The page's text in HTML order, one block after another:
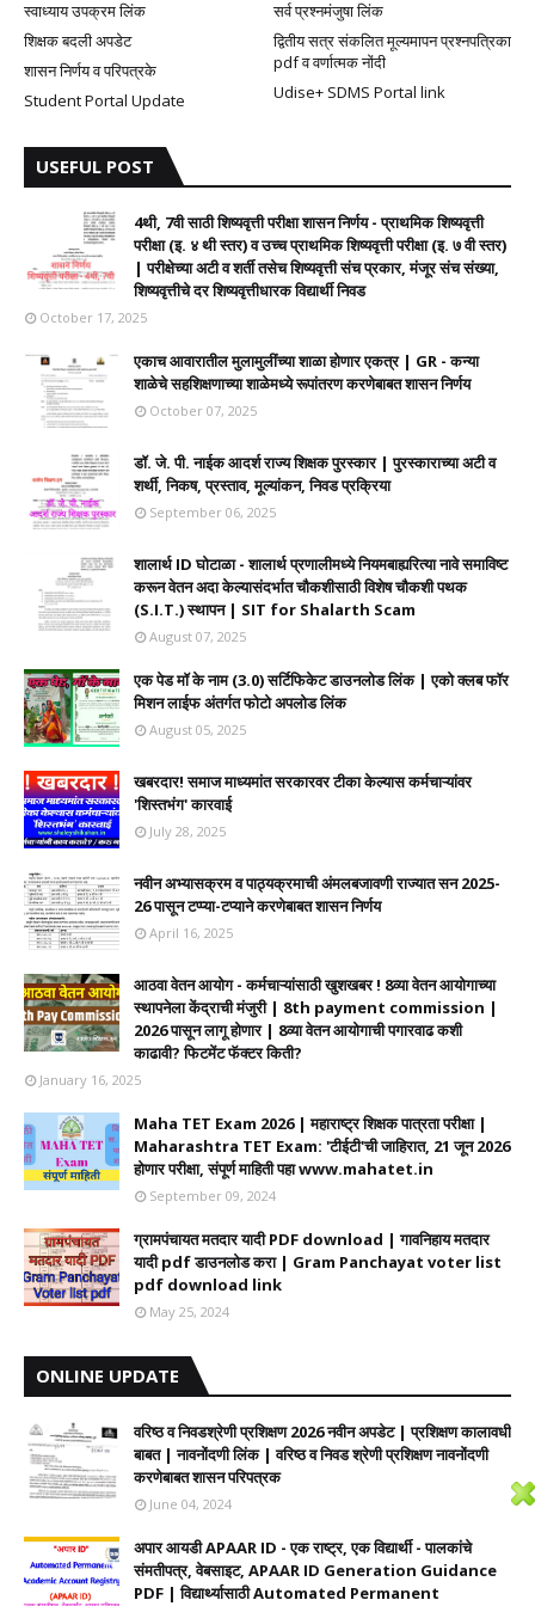
स्वाध्याय उपक्रम लिंक
सर्व प्रश्नमंजुषा लिंक
शिक्षक बदली अपडेट
द्वितीय सत्र संकलित मूल्यमापन प्रश्नपत्रिका
pdf व वर्णात्मक नोंदी
शासन निर्णय व परिपत्रके
Udise+ SDMS Portal link
Student Portal Update
USEFUL POST
4थी, 7वी साठी शिष्यवृत्ती परीक्षा शासन निर्णय - प्राथमिक शिष्यवृत्ती
परीक्षा (इ. ४ थी स्तर) व उच्च प्राथमिक शिष्यवृत्ती परीक्षा (इ. ७ वी स्तर)
| परीक्षेच्या अटी व शर्ती तसेच शिष्यवृत्ती संच प्रकार, मंजूर संच संख्या,
शिष्यवृत्तीचे दर शिष्यवृत्तीधारक विद्यार्थी निवड
October 17, 2025
एकाच आवारातील मुलामुलींच्या शाळा होणार एकत्र | GR - कन्या
शाळेचे सहशिक्षणाच्या शाळेमध्ये रूपांतरण करणेबाबत शासन निर्णय
October 07, 2025
डॉ. जे. पी. नाईक आदर्श राज्य शिक्षक पुरस्कार | पुरस्काराच्या अटी व
शर्थी, निकष, प्रस्ताव, मूल्यांकन, निवड प्रक्रिया
September 06, 2025
शालार्थ ID घोटाळा - शालार्थ प्रणालीमध्ये नियमबाह्यरित्या नावे समाविष्ट
करून वेतन अदा केल्यासंदर्भात चौकशीसाठी विशेष चौकशी पथक
(S.I.T.) स्थापन | SIT for Shalarth Scam
August 07, 2025
एक पेड मॉ के नाम (3.0) सर्टिफिकेट डाउनलोड लिंक | एको क्लब फॉर
मिशन लाईफ अंतर्गत फोटो अपलोड लिंक
August 05, 2025
खबरदार! समाज माध्यमांत सरकारवर टीका केल्यास कर्मचाऱ्यांवर
'शिस्तभंग' कारवाई
July 28, 2025
नवीन अभ्यासक्रम व पाठ्यक्रमाची अंमलबजावणी राज्यात सन 2025-
26 पासून टप्प्या-टप्याने करणेबाबत शासन निर्णय
April 16, 2025
आठवा वेतन आयोग - कर्मचाऱ्यांसाठी खुशखबर ! 8व्या वेतन आयोगाच्या
स्थापनेला केंद्राची मंजुरी | 8th payment commission |
2026 पासून लागू होणार | 8व्या वेतन आयोगाची पगारवाढ कशी
काढावी? फिटमेंट फॅक्टर किती?
January 16, 2025
Maha TET Exam 2026 | महाराष्ट्र शिक्षक पात्रता परीक्षा |
Maharashtra TET Exam: 'टीईटी'ची जाहिरात, 21 जून 2026
होणार परीक्षा, संपूर्ण माहिती पहा www.mahatet.in
September 09, 2024
ग्रामपंचायत मतदार यादी PDF download | गावनिहाय मतदार
यादी pdf डाउनलोड करा | Gram Panchayat voter list
pdf download link
May 25, 2024
ONLINE UPDATE
वरिष्ठ व निवडश्रेणी प्रशिक्षण 2026 नवीन अपडेट | प्रशिक्षण कालावधी‌
बाबत | नावनोंदणी लिंक | वरिष्ठ व निवड श्रेणी प्रशिक्षण नावनोंदणी
करणेबाबत शासन परिपत्रक
June 04, 2024
अपार आयडी APAAR ID - एक राष्ट्र, एक विद्यार्थी - पालकांचे
संमतीपत्र, वेबसाइट, APAAR ID Generation Guidance
PDF | विद्यार्थ्यासाठी Automated Permanent